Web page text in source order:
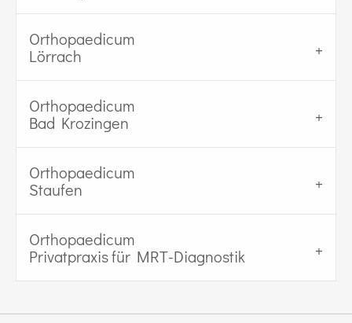
Orthopaedicum
Lörrach
Orthopaedicum
Bad Krozingen
Orthopaedicum
Staufen
Orthopaedicum
Privatpraxis für MRT-Diagnostik